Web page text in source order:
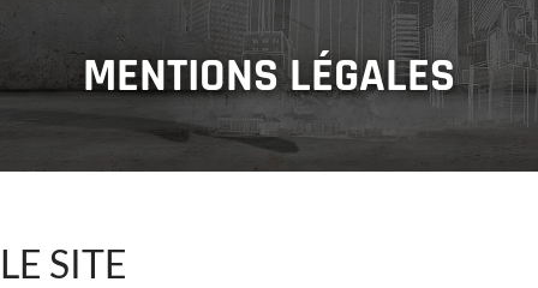
MENTIONS LÉGALES
LE SITE